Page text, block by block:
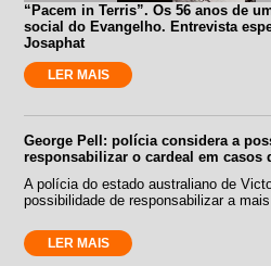
“Pacem in Terris”. Os 56 anos de
social do Evangelho. Entrevista
Josaphat
LER MAIS
George Pell: polícia considera a
responsabilizar o cardeal em casos
A polícia do estado australiano de
possibilidade de responsabilizar a
LER MAIS